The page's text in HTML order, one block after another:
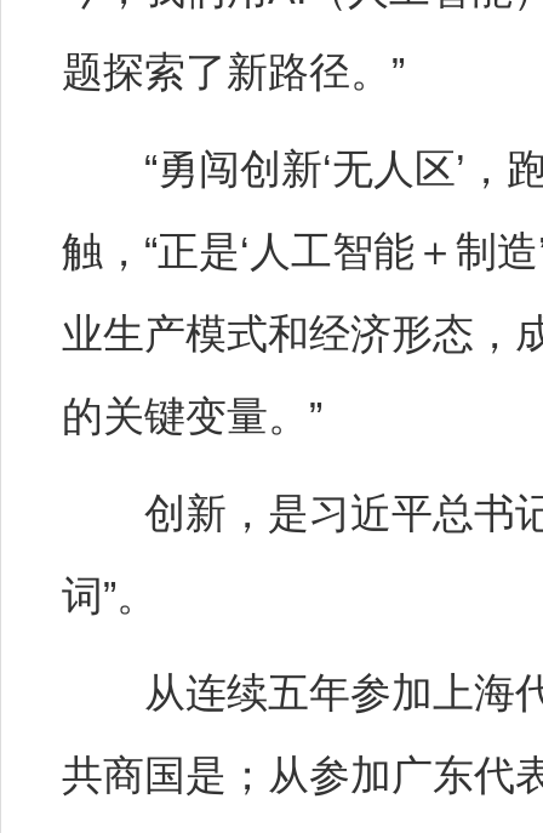
题探索了新路径。”
“勇闯创新‘无人区’，跑
触，“正是‘人工智能＋制
业生产模式和经济形态，
的关键变量。”
创新，是习近平总书记
词”。
从连续五年参加上海代
共商国是；从参加广东代